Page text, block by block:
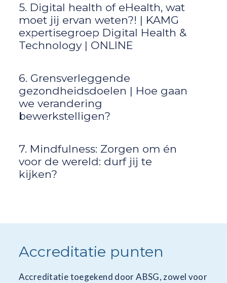
5. Digital health of eHealth, wat
moet jij ervan weten?! | KAMG
expertisegroep Digital Health &
Technology | ONLINE
6. Grensverleggende
gezondheidsdoelen | Hoe gaan
we verandering
bewerkstelligen?
7. Mindfulness: Zorgen om én
voor de wereld: durf jij te
kijken?
Accreditatie punten
Accreditatie toegekend door ABSG, zowel voor